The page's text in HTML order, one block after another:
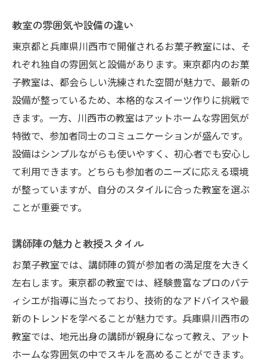
教室の雰囲気や設備の違い
東京都と兵庫県川西市で開催されるお菓子教室には、そ
れぞれ独自の雰囲気と設備があります。東京都内のお菓
子教室は、都会らしい洗練された空間が魅力で、最新の
設備が整っているため、本格的なスイーツ作りに挑戦で
きます。一方、川西市の教室はアットホームな雰囲気が
特徴で、参加者同士のコミュニケーションが盛んです。
設備はシンプルながらも使いやすく、初心者でも安心し
て利用できます。どちらも参加者のニーズに応える環境
が整っていますが、自分のスタイルに合った教室を選ぶ
ことが重要です。
講師陣の魅力と教授スタイル
お菓子教室では、講師陣の質が参加者の満足度を大きく
左右します。東京都の教室では、経験豊富なプロのパテ
ィシエが指導に当たっており、技術的なアドバイスや最
新のトレンドを学べることが魅力です。兵庫県川西市の
教室では、地元出身の講師が親身になって教え、アット
ホームな雰囲気の中でスキルを高めることができます。